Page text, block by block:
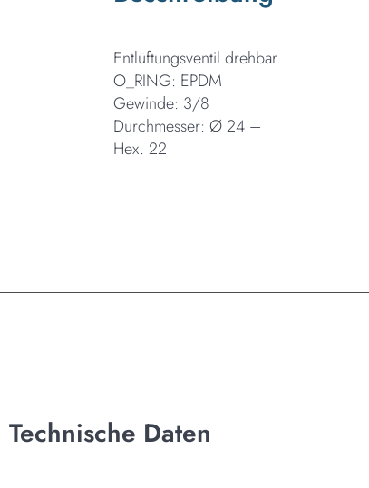
Entlüftungsventil drehbar
O_RING: EPDM
Gewinde: 3/8
Durchmesser: Ø 24 –
Hex. 22
Technische Daten